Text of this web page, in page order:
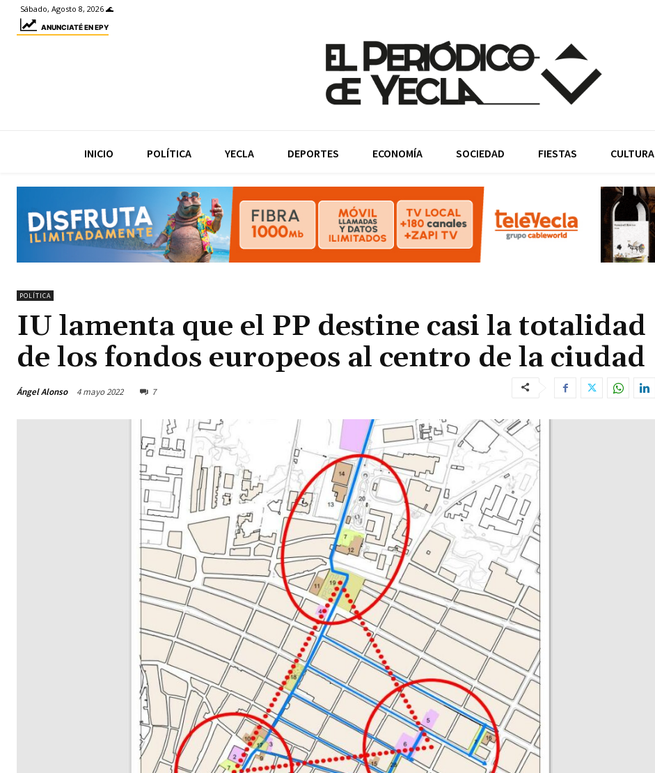
Sábado, Agosto 8, 2026 🌊
ANUNCIATÉ EN EPY
INICIO POLÍTICA YECLA DEPORTES ECONOMÍA SOCIEDAD FIESTAS CULTURA
POLÍTICA
IU lamenta que el PP destine casi la totalidad
de los fondos europeos al centro de la ciudad
Ángel Alonso 4 mayo 2022 7